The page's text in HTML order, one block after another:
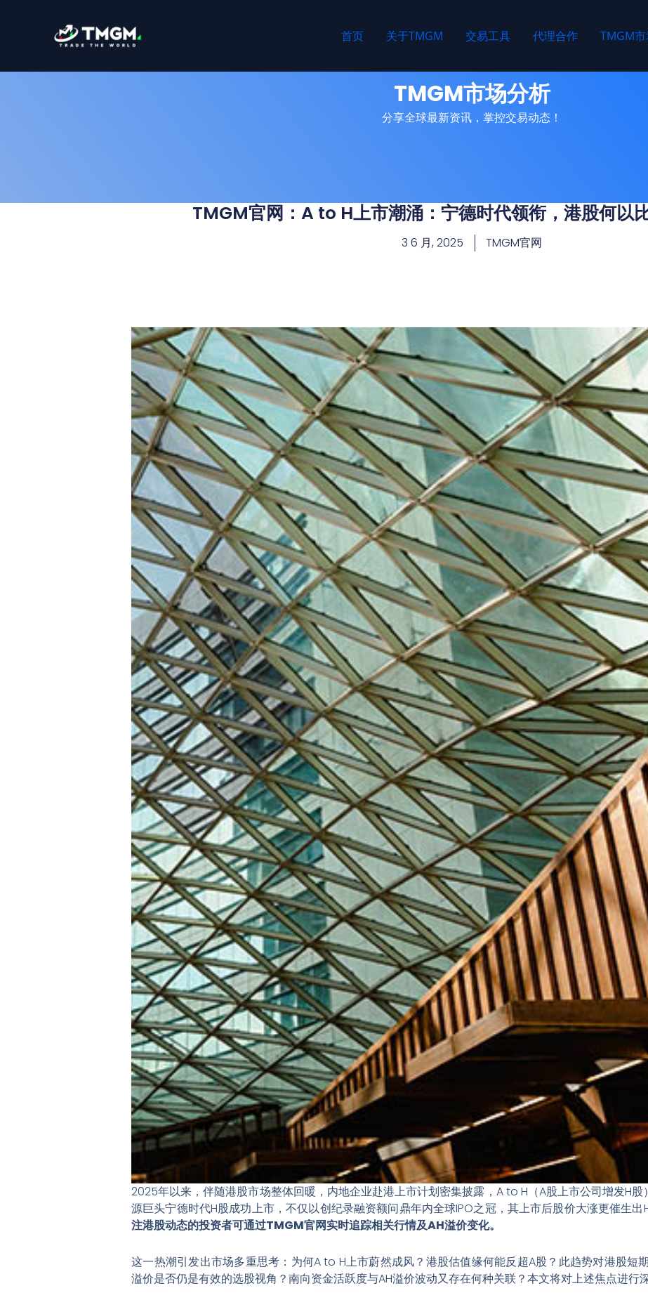
首页 关于TMGM 交易工具 代理合作 TMGM
TMGM市场分析
分享全球最新资讯，掌控交易动态！
TMGM官网：A to H上市潮涌：宁德时代领衔，港股何以
3 6 月, 2025 TMGM官网
2025年以来，伴随港股市场整体回暖，内地企业赴港上市计划密集披露，A to H（A股上市公司增发H
源巨头宁德时代H股成功上市，不仅以创纪录融资额问鼎年内全球IPO之冠，其上市后股价大涨更催生出H
注港股动态的投资者可通过TMGM官网实时追踪相关行情及AH溢价变化。
这一热潮引发出市场多重思考：为何A to H上市蔚然成风？港股估值缘何能反超A股？此趋势对港股短
溢价是否仍是有效的选股视角？南向资金活跃度与AH溢价波动又存在何种关联？本文将对上述焦点进行深